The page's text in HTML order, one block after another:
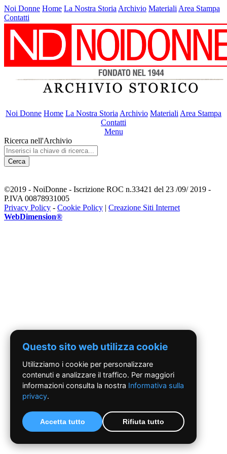
Noi Donne Home La Nostra Storia Archivio Materiali Area Stampa
Contatti
Noi Donne Home La Nostra Storia Archivio Materiali Area Stampa
Contatti
Menu
Ricerca nell'Archivio
Cerca
©2019 - NoiDonne - Iscrizione ROC n.33421 del 23 /09/ 2019 -
P.IVA 00878931005
Privacy Policy - Cookie Policy | Creazione Siti Internet
WebDimension®
Questo sito web utilizza cookie
Utilizziamo i cookie per personalizzare
contenuti e analizzare il traffico. Per maggiori
informazioni consulta la nostra Informativa sulla
privacy.
Accetta tutto Rifiuta tutto